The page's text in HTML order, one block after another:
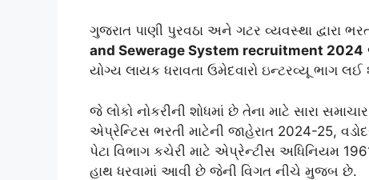
ગુજરાત પાણી પુરવઠા અને ગટર વ્યવસ્થા દ્વારા
and Sewerage System recruitment 2024
યોગ્ય લાયક ધરાવતા ઉમેદવારો ઇન્ટરવ્યૂ ભાગ
જે લોકો નોકરીની શોધમાં છે તેના માટે સારા
એપ્રેન્ટિસ ભરતી માટેની જાહેરાત 2024-25,
પેટા વિભાગ કચેરી માટે એપ્રેન્ટીસ અધિનિયમ
હાથ ધરવામાં આવી છે જેની વિગત નીચે મુજબ છે.